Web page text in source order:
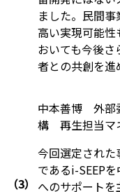
ました。民間
高い実現可能性
おいても今後
者との共創を進
（3）
中本善博 外部
構 再生担当マ
今回選定され
であるi-SEEP
へのサポート